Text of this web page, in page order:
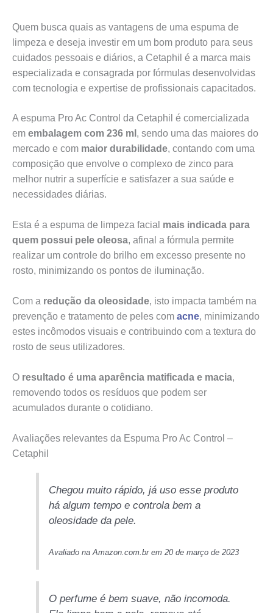
Quem busca quais as vantagens de uma espuma de
limpeza e deseja investir em um bom produto para seus
cuidados pessoais e diários, a Cetaphil é a marca mais
especializada e consagrada por fórmulas desenvolvidas
com tecnologia e expertise de profissionais capacitados.
A espuma Pro Ac Control da Cetaphil é comercializada
em embalagem com 236 ml , sendo uma das maiores do
mercado e com maior durabilidade, contando com uma
composição que envolve o complexo de zinco para
melhor nutrir a superfície e satisfazer a sua saúde e
necessidades diárias.
Esta é a espuma de limpeza facial mais indicada para
quem possui pele oleosa, afinal a fórmula permite
realizar um controle do brilho em excesso presente no
rosto, minimizando os pontos de iluminação.
Com a redução da oleosidade, isto impacta também na
prevenção e tratamento de peles com acne, minimizando
estes incômodos visuais e contribuindo com a textura do
rosto de seus utilizadores.
O resultado é uma aparência matificada e macia,
removendo todos os resíduos que podem ser
acumulados durante o cotidiano.
Avaliações relevantes da Espuma Pro Ac Control –
Cetaphil
Chegou muito rápido, já uso esse produto
há algum tempo e controla bem a
oleosidade da pele.
Avaliado na Amazon.com.br em 20 de março de 2023
O perfume é bem suave, não incomoda.